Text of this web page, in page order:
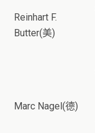
Reinhart F.
Butter(美)
Marc Nagel(德)